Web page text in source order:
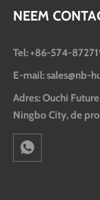
NEEM
Tel: +86-574-
E-mail: sales@nb-
Adres: Ouchi
Ningbo City, de